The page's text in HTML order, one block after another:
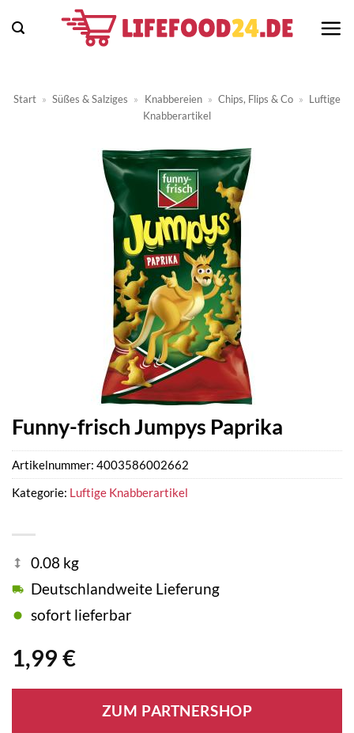
Inhalt
Start » Süßes & Salziges » Knabbereien » Chips, Flips & Co » Luftige
Knabberartikel
Funny-frisch Jumpys Paprika
1,99 €
0.08 kg
Deutschlandweite Lieferung
sofort lieferbar
ZUM PARTNERSHOP
Artikelnummer: 4003586002662
Kategorie: Luftige Knabberartikel